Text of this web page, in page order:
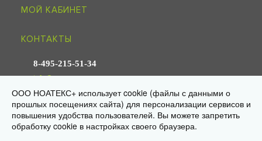
МОЙ КАБИНЕТ
КОНТАКТЫ
8-495-215-51-34
info@noagroup.ru
© 2009—2026 «НОАТЕКС+» — трикотаж оптом от производителя
Юр. адрес: 125581, г. Москва, ул. Ляпидевского, д. 4, кв. 158
Склад/самовывоз: 141595, МО, Солнечногорск, дер. Ложки,
«Есипово», стр. 16А, пом. 3
ООО НОАТЕКС+ использует cookie (файлы с данными о
прошлых посещениях сайта) для персонализации сервисов и
повышения удобства пользователей. Вы можете запретить
обработку cookie в настройках своего браузера.